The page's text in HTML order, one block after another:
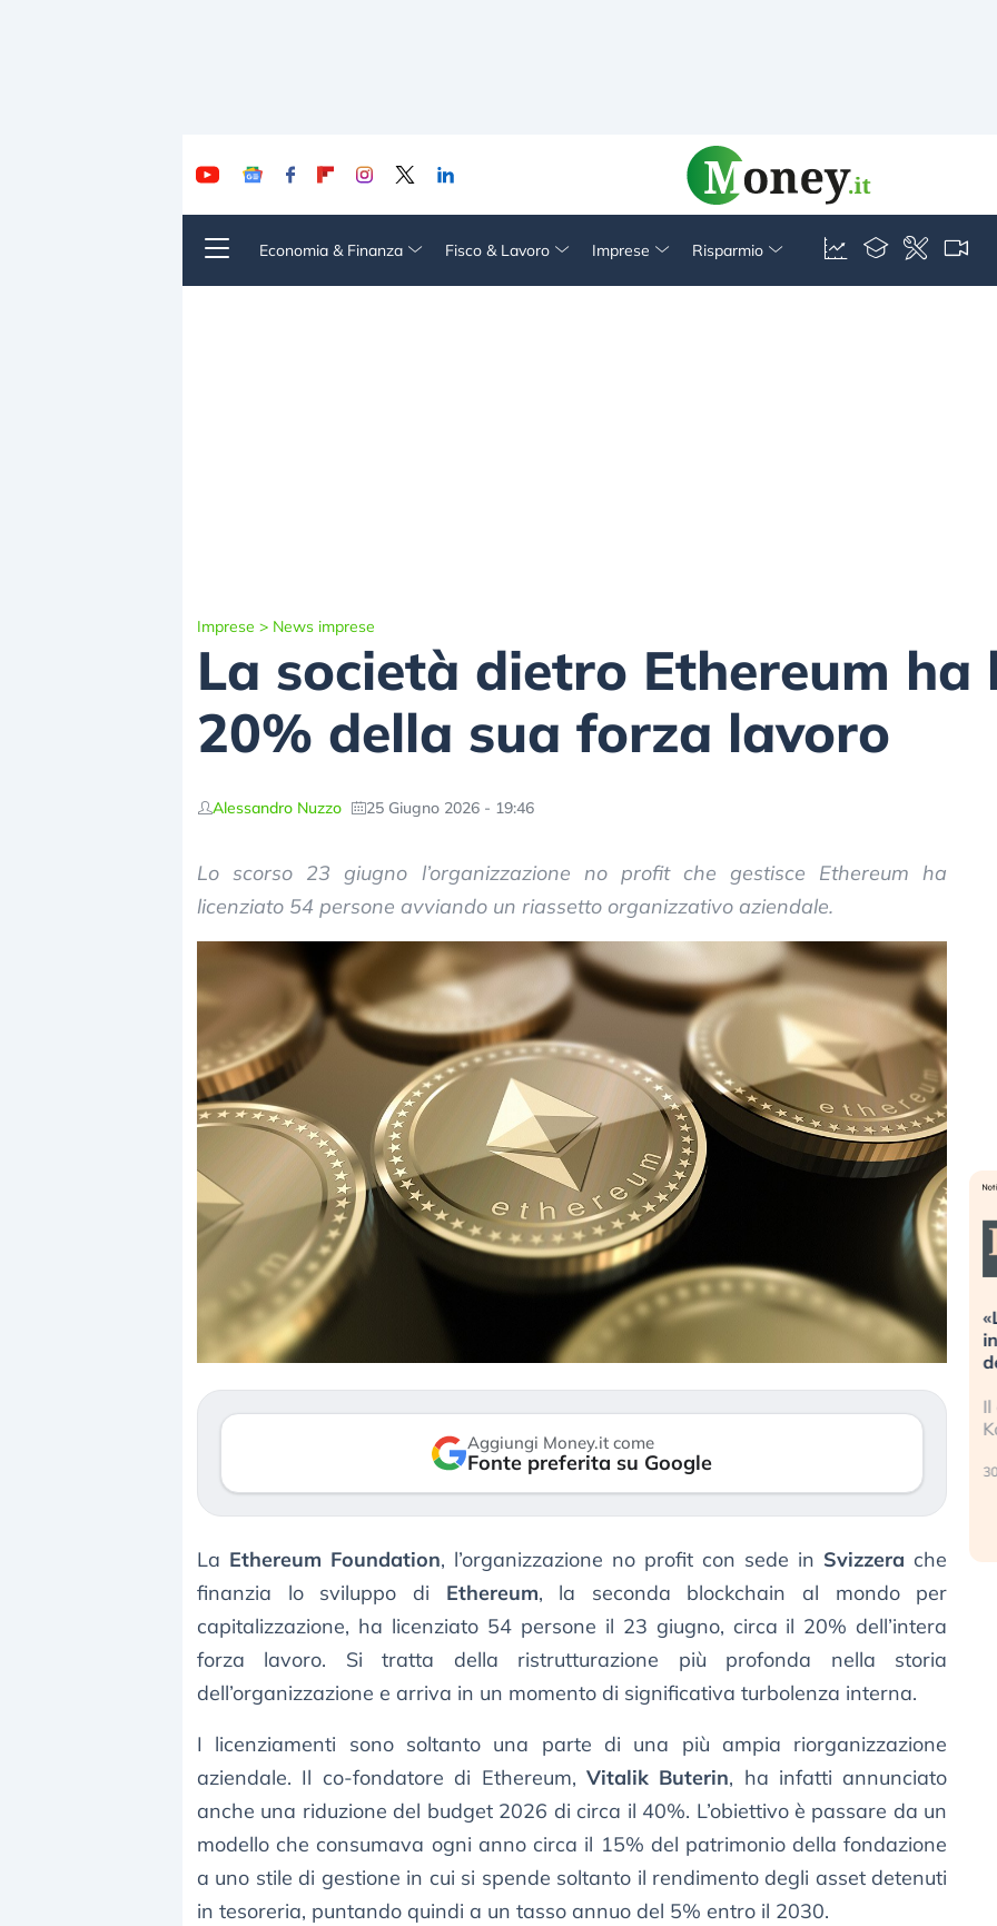
Economia & Finanza Fisco & Lavoro Imprese Risparmio
Imprese > News imprese
La società dietro Ethereum ha
20% della sua forza lavoro
Alessandro Nuzzo 25 Giugno 2026 - 19:46
Lo scorso 23 giugno l’organizzazione no profit che gestisce Ethereum ha
licenziato 54 persone avviando un riassetto organizzativo aziendale.
Aggiungi Money.it come
Fonte preferita su Google
La Ethereum Foundation, l’organizzazione no profit con sede in Svizzera che
finanzia lo sviluppo di Ethereum, la seconda blockchain al mondo per
capitalizzazione, ha licenziato 54 persone il 23 giugno, circa il 20% dell’intera
forza lavoro. Si tratta della ristrutturazione più profonda nella storia
dell’organizzazione e arriva in un momento di significativa turbolenza interna.
I licenziamenti sono soltanto una parte di una più ampia riorganizzazione
aziendale. Il co-fondatore di Ethereum, Vitalik Buterin, ha infatti annunciato
anche una riduzione del budget 2026 di circa il 40%. L’obiettivo è passare da un
modello che consumava ogni anno circa il 15% del patrimonio della fondazione
a uno stile di gestione in cui si spende soltanto il rendimento degli asset detenuti
in tesoreria, puntando quindi a un tasso annuo del 5% entro il 2030.
Dalle valutazioni estreme alla
correzione. Cosa sta guidando il
repricing degli asset?
3 agosto 2026
«La mia vita è rovinata». Investitori
in preda al panico dopo lo scoppio
della bolla AI
Kospi, mentre gli investitori retail (…)
30 luglio 2026